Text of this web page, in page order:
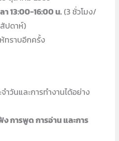
า 13:00-16:00 น.(3 ชั่วโมง/
ปดาห์)
ทราบอีกครั้ง
ำวันและการทำงานได้อย่าง
ง การพูด การอ่าน และการ